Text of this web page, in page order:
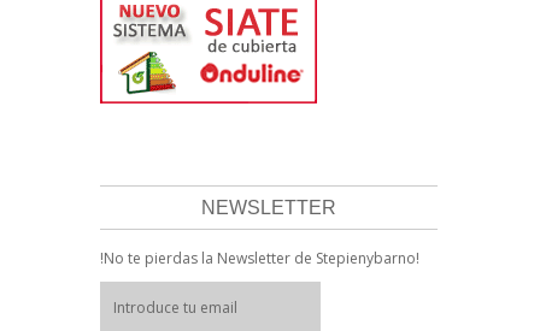
NEWSLETTER
!No te pierdas la Newsletter de Stepienybarno!